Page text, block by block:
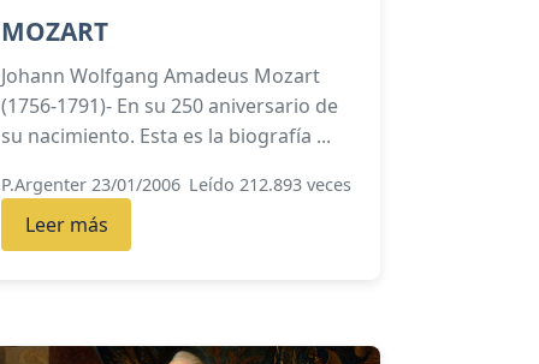
MOZART
Johann Wolfgang Amadeus Mozart
(1756-1791)- En su 250 aniversario de
su nacimiento. Esta es la biografía ...
P.Argenter 23/01/2006 Leído 212.893 veces
Leer más